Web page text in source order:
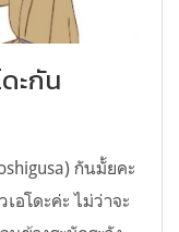
ะกัน
กันมั้ยคะ
อโดะค่ะ ไม่ว่าจะ